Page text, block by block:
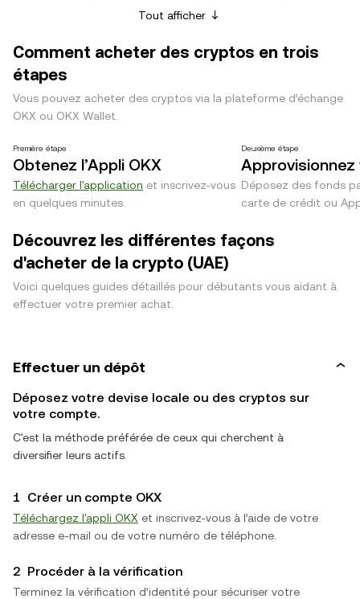
Tout afficher
Comment acheter des cryptos en trois
étapes
Vous pouvez acheter des cryptos via la plateforme d’échange
OKX ou OKX Wallet.
Première étape
Obtenez l’Appli OKX
Télécharger l'application et inscrivez-vous
en quelques minutes.
Deuxième étape
Déposez des fonds
carte de crédit ou
Découvrez les différentes façons
d'acheter de la crypto (UAE)
Voici quelques guides détaillés pour débutants vous aidant à
effectuer votre premier achat.
Effectuer un dépôt
Déposez votre devise locale ou des cryptos sur
votre compte.
C'est la méthode préférée de ceux qui cherchent à
diversifier leurs actifs.
1 Créer un compte OKX
Téléchargez l'appli OKX et inscrivez-vous à l’aide de votre
adresse e-mail ou de votre numéro de téléphone.
2 Procéder à la vérification
Terminez la vérification d’identité pour sécuriser votre